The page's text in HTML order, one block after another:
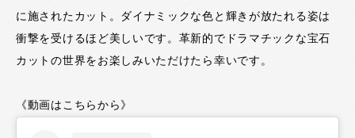
に施されたカット。ダイナミックな色と輝きが放たれる姿は
衝撃を受けるほど美しいです。革新的でドラマチックな宝石
カットの世界をお楽しみいただけたら幸いです。
《動画はこちらから》